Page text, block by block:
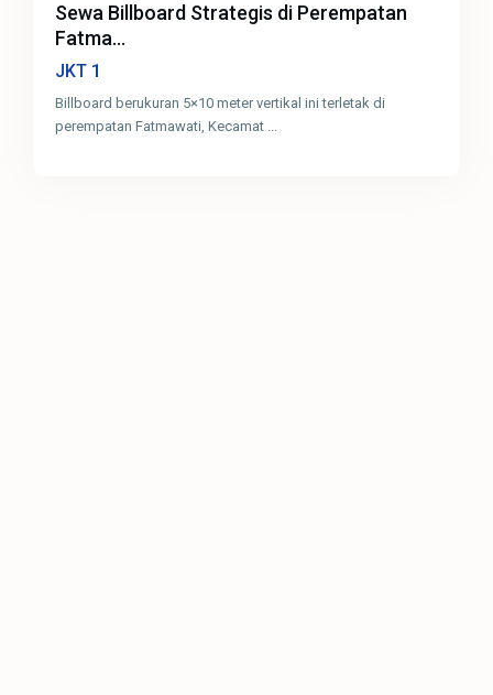
Sewa Billboard Strategis di Perempatan
Fatma...
JKT 1
Billboard berukuran 5×10 meter vertikal ini terletak di
perempatan Fatmawati, Kecamat ...